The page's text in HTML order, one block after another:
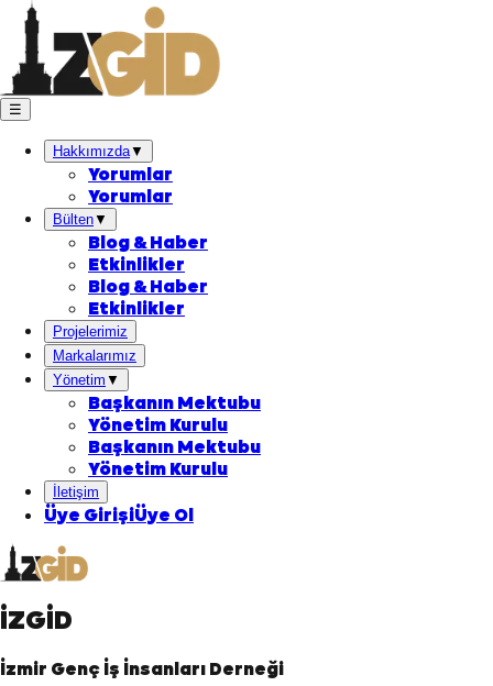
☰
Hakkımızda▼
Yorumlar
Yorumlar
Bülten▼
Blog & Haber
Etkinlikler
Blog & Haber
Etkinlikler
Projelerimiz
Markalarımız
Yönetim ▼
Başkanın Mektubu
Yönetim Kurulu
Başkanın Mektubu
Yönetim Kurulu
İletişim
Üye GirişiÜye Ol
İZGİD
İzmir Genç İş İnsanları Derneği